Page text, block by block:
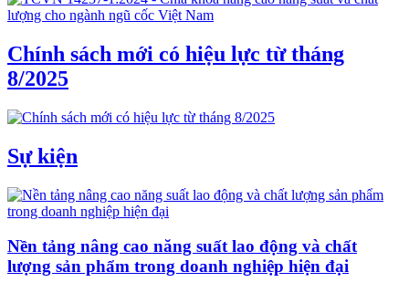
Chính sách mới có hiệu lực từ tháng
8/2025
Sự kiện
Nền tảng nâng cao năng suất lao động và chất
lượng sản phẩm trong doanh nghiệp hiện đại